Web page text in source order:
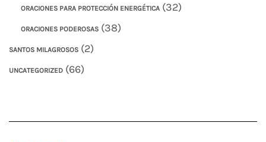
ORACIONES PARA PROTECCIÓN ENERGÉTICA (32)
ORACIONES PODEROSAS (38)
SANTOS MILAGROSOS (2)
UNCATEGORIZED (66)